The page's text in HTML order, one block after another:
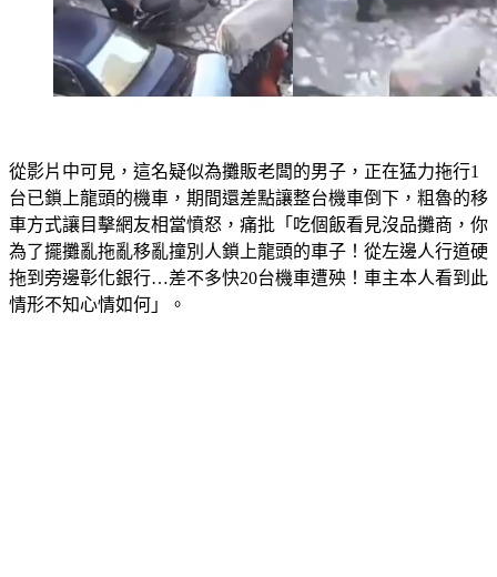
從影片中可見，這名疑似為攤販老闆的男子，正在猛力拖行1
台已鎖上龍頭的機車，期間還差點讓整台機車倒下，粗魯的移
車方式讓目擊網友相當憤怒，痛批「吃個飯看見沒品攤商，你
為了擺攤亂拖亂移亂撞別人鎖上龍頭的車子！從左邊人行道硬
拖到旁邊彰化銀行…差不多快20台機車遭殃！車主本人看到此